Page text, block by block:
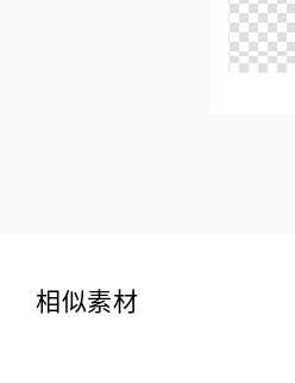
相似素材